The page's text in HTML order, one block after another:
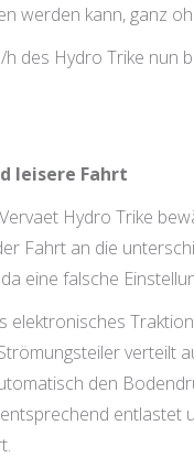
werden kann, ganz
des Hydro Trike nun
leisere Fahrt
Hydro Trike
Fahrt an die
eine falsche
verteilt
den
entlastet